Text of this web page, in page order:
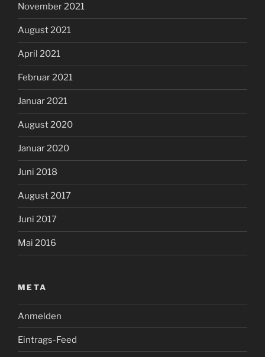
November 2021
August 2021
April 2021
Februar 2021
Januar 2021
August 2020
Januar 2020
Juni 2018
August 2017
Juni 2017
Mai 2016
META
Anmelden
Eintrags-Feed